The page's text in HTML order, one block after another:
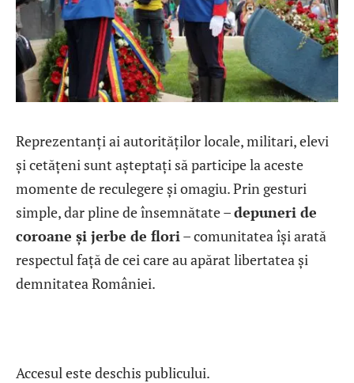
Reprezentanți ai autorităților locale, militari, elevi
și cetățeni sunt așteptați să participe la aceste
momente de reculegere și omagiu. Prin gesturi
simple, dar pline de însemnătate –depuneri de
coroane și jerbe de flori– comunitatea își arată
respectul față de cei care au apărat libertatea și
demnitatea României.
Accesul este deschis publicului.